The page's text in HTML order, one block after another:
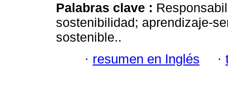
Palabras clave :
sostenibilidad; aprendizaje-
sostenible..
· resumen en Inglés ·